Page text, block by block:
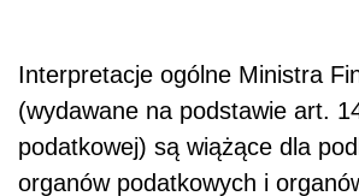
Interpretacje ogólne Ministra
(wydawane na podstawie art.
podatkowej) są wiążące dla
organów podatkowych i